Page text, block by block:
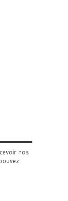
nos